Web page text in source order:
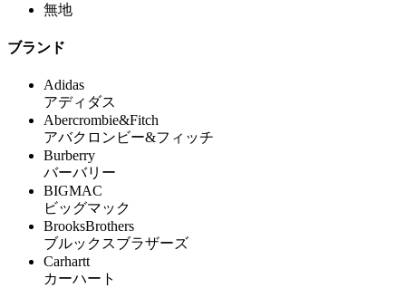
無地
ブランド
Adidas
アディダス
Abercrombie&Fitch
アバクロンビー&フィッチ
Burberry
バーバリー
BIGMAC
ビッグマック
BrooksBrothers
ブルックスブラザーズ
Carhartt
カーハート